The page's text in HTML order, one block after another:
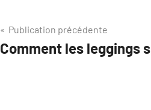
Navigation
de
Publication précédente
Comment les leggings